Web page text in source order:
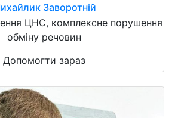
Заворотній
ЦНС, комплексне порушення
обміну речовин
Допомогти зараз